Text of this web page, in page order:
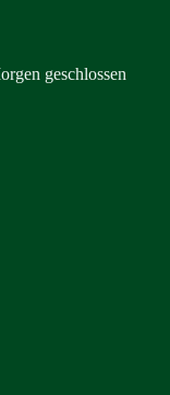
geschlossen